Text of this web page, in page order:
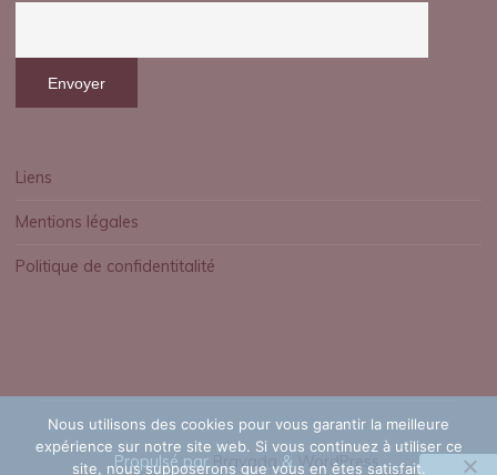
Liens
Mentions légales
Politique de confidentitalité
Propulsé parBravada&WordPress.
Nous utilisons des cookies pour vous garantir la meilleure
expérience sur notre site web. Si vous continuez à utiliser ce
site, nous supposerons que vous en êtes satisfait.